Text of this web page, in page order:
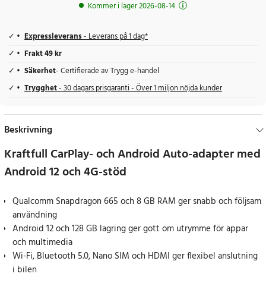
Kommer i lager 2026-08-14
Expressleverans- Leverans på 1 dag*
Frakt 49 kr
Säkerhet- Certifierade av Trygg e-handel
Trygghet- 30 dagars prisgaranti - Över 1 miljon nöjda kunder
Beskrivning
Kraftfull CarPlay- och Android Auto-adapter med
Android 12 och 4G-stöd
Qualcomm Snapdragon 665 och 8 GB RAM ger snabb och följsam
användning
Android 12 och 128 GB lagring ger gott om utrymme för appar
och multimedia
Wi-Fi, Bluetooth 5.0, Nano SIM och HDMI ger flexibel anslutning
i bilen